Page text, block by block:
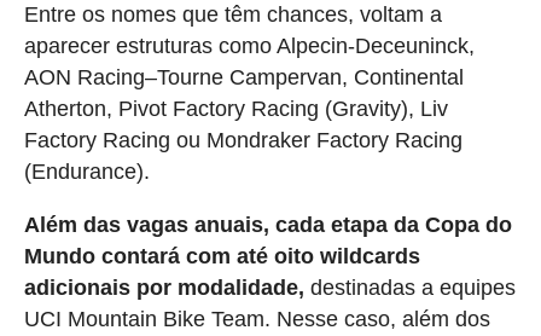
Entre os nomes que têm chances, voltam a
aparecer estruturas como Alpecin-Deceuninck,
AON Racing–Tourne Campervan, Continental
Atherton, Pivot Factory Racing (Gravity), Liv
Factory Racing ou Mondraker Factory Racing
(Endurance).
Além das vagas anuais, cada etapa da Copa do
Mundo contará com até oito wildcards
adicionais por modalidade, destinadas a equipes
UCI Mountain Bike Team. Nesse caso, além dos